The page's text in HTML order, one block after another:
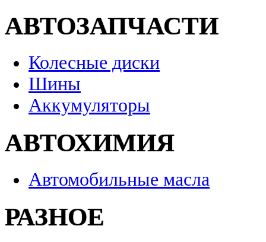
АВТОЗАПЧАСТИ
Колесные диски
Шины
Аккумуляторы
АВТОХИМИЯ
Автомобильные масла
РАЗНОЕ